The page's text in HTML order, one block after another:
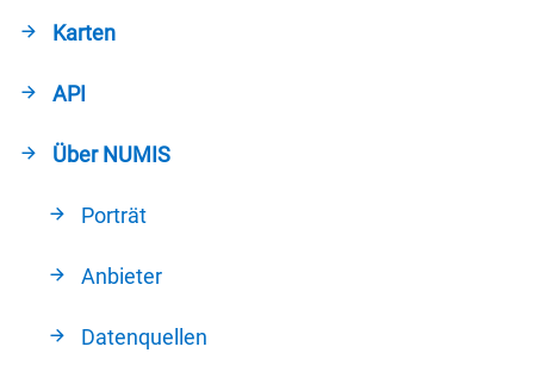
Karten
API
Über NUMIS
Porträt
Anbieter
Datenquellen